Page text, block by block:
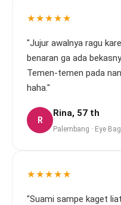
★★★★★
"Jujur awalnya ragu
benaran ga ada
Temen-temen pada
haha."
R
Rina, 57 th
Palembang · Eye
★★★★★
"Suami sampe kaget